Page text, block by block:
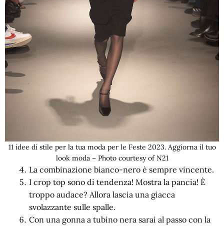
11 idee di stile per la tua moda per le Feste 2023. Aggiorna il tuo
look moda – Photo courtesy of N21
La combinazione bianco-nero è sempre vincente.
I crop top sono di tendenza! Mostra la pancia! È
troppo audace? Allora lascia una giacca
svolazzante sulle spalle.
Con una gonna a tubino nera sarai al passo con la